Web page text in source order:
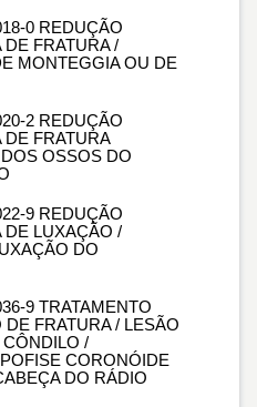
0 REDUÇÃO
DE FRATURA /
MONTEGGIA OU DE
2 REDUÇÃO
DE FRATURA
OSSOS DO
9 REDUÇÃO
DE LUXAÇÃO /
DO
9 TRATAMENTO
FRATURA / LESÃO
/
CORONÓIDE
DO RÁDIO